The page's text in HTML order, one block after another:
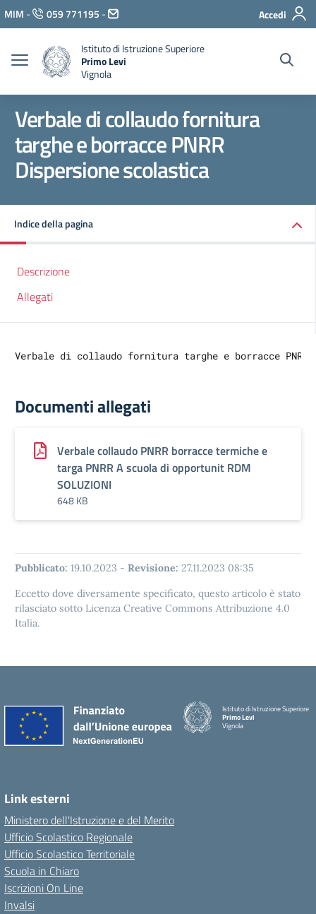
Vai ai contenuti
Vai al menu di navigazione
Vai al footer
MIM - 059 771195 - Accedi
Istituto di Istruzione Superiore
Primo Levi
Vignola
Verbale di collaudo fornitura
targhe e borracce PNRR
Dispersione scolastica
Indice della pagina
Descrizione
Allegati
Verbale di collaudo fornitura targhe e borracce
Documenti allegati
Verbale collaudo PNRR borracce termiche e
targa PNRR A scuola di opportunit RDM
SOLUZIONI
648 KB
Pubblicato: 19.10.2023 - Revisione: 27.11.2023 08:35
Eccetto dove diversamente specificato, questo articolo è stato
rilasciato sotto Licenza Creative Commons Attribuzione 4.0
Italia.
Istituto di Istruzione Superiore
Primo Levi
Vignola
Link esterni
Ministero dell'Istruzione e del Merito
Ufficio Scolastico Regionale
Ufficio Scolastico Territoriale
Scuola in Chiaro
Iscrizioni On Line
Invalsi